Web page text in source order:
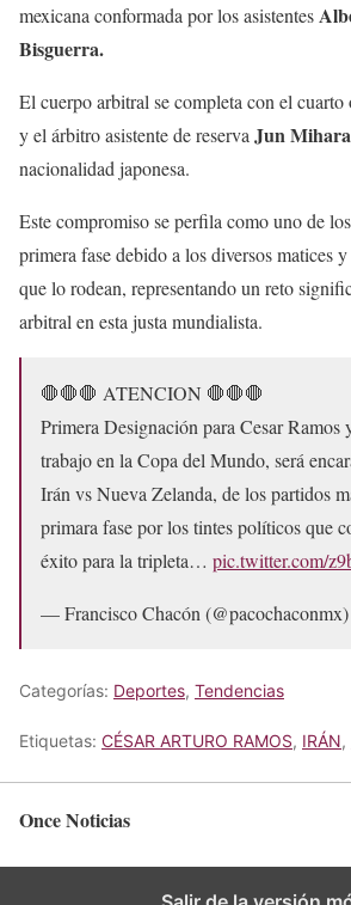
mexicana conformada por los asistentes
Bisguerra.
El cuerpo arbitral se completa con el
y el árbitro asistente de reservaJun
nacionalidad japonesa.
Este compromiso se perfila como uno de
primera fase debido a los diversos matices
que lo rodean, representando un reto
arbitral en esta justa mundialista.
🛑🛑🛑 ATENCION 🛑🛑🛑
Primera Designación para Cesar Ramos
trabajo en la Copa del Mundo, será
Irán vs Nueva Zelanda, de los partidos
primara fase por los tintes políticos que
éxito para la tripleta… pic.twitter.com/
— Francisco Chacón (@pacochaconmx)
Categorías: Deportes, Tendencias
Etiquetas: CÉSAR ARTURO RAMOS, IRÁN,
Once Noticias